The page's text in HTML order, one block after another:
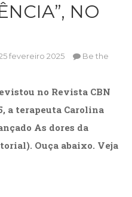
NO
fevereiro 2025
Be the
no Revista CBN
a terapeuta Carolina
As dores da
Ouça abaixo. Veja